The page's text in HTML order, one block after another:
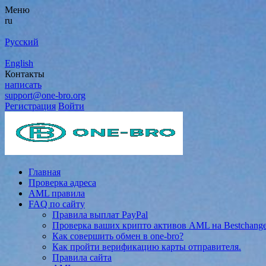
Меню
ru
Русский
English
Контакты
написать
support@one-bro.org
Регистрация Войти
Главная
Проверка адреса
AML правила
FAQ по сайту
Правила выплат PayPal
Проверка ваших крипто активов AML на
Как совершить обмен в one-bro?
Как пройти верификацию карты отправителя.
Правила сайта